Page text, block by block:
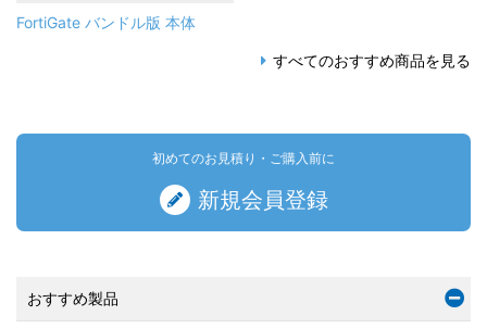
FortiGate バンドル版 本体
すべてのおすすめ商品を見る
初めてのお見積り・ご購入前に
新規会員登録
おすすめ製品